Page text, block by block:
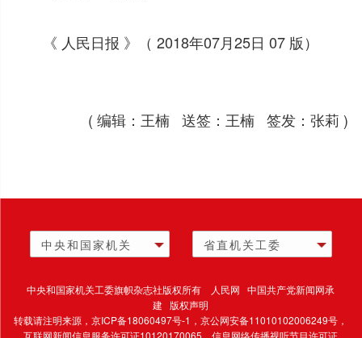
《 人民日报 》（ 2018年07月25日 07 版）
( 编辑：王楠 送签：王楠 签发：张莉 )
中央和国家机关 省直机关工委
中央和国家机关工委旗帜杂志社版权所有 人民网 中国共产党新闻网承
建 版权声明
转载请注明来源，京ICP备18060497号-1 ，京公网安备11010102006249号，
互联网新闻信息服务许可证10120170065，信息网络传播视听节目许可证